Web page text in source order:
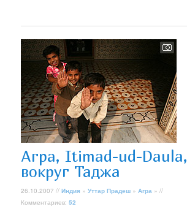
Агра, Itimad-ud-Daula,
вокруг Таджа
26.10.2007 //Индия »Уттар Прадеш »Агра » //
Комментариев:52